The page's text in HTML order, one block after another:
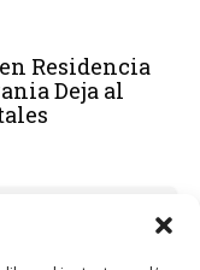
Residencia
Deja al